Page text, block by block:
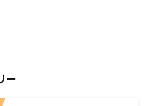
ー